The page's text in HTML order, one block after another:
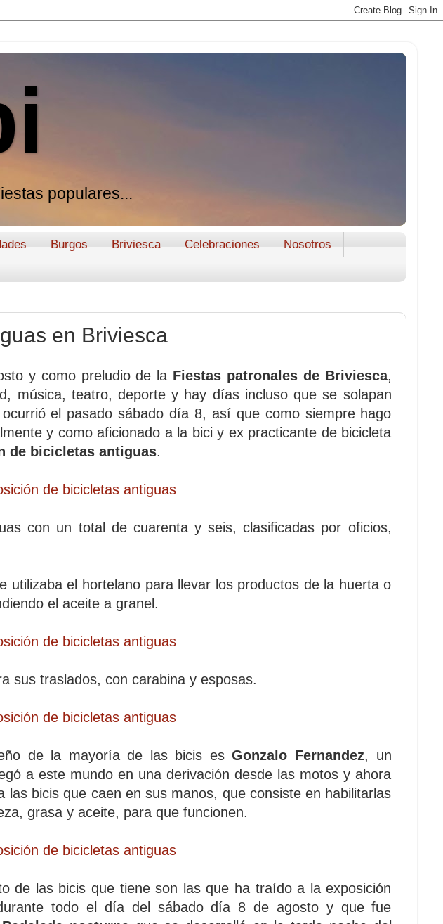
populares...
Burgos Briviesca Celebraciones
Nosotros
en Briviesca
y como preludio de la Fiestas patronales de Briviesca,
música, teatro, deporte y hay días incluso que se solapan
el pasado sábado día 8, así que como siempre hago
y como aficionado a la bici y ex practicante de bicicleta
de bicicletas antiguas.
con un total de cuarenta y seis, clasificadas por oficios,
utilizaba el hortelano para llevar los productos de la huerta o
el aceite a granel.
sus traslados, con carabina y esposas.
de la mayoría de las bicis esGonzalo Fernandez, un
a este mundo en una derivación desde las motos y ahora
bicis que caen en sus manos, que consiste en habilitarlas
grasa y aceite, para que funcionen.
de las bicis que tiene son las que ha traído a la exposición
todo el día del sábado día 8 de agosto y que fue